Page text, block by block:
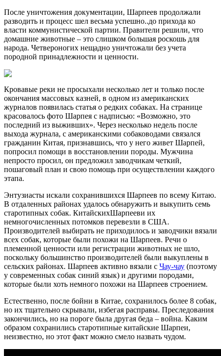
После уничтожения документации, Шарпеев продолжали
разводить и процесс шел весьма успешно..до прихода ко
власти коммунистической партии. Правители решили, что
домашние животные – это слишком большая роскошь для
народа. Четвероногих нещадно уничтожали без учета
породной принадлежности и ценности.
Кровавые реки не просыхали несколько лет и только после
окончания массовых казней, в одном из американских
журналов появилась статья о редких собаках. На странице
красовалось фото Шарпея с надписью: «Возможно, это
последний из выживших». Через несколько недель после
выхода журнала, с американскими собаководами связался
гражданин Китая, признавшись, что у него живет Шарпей,
попросил помощи в восстановлении породы. Мужчина
непросто просил, он предложил заводчикам четкий,
пошаговый план и свою помощь при осуществлении каждого
этапа.
Энтузиасты искали сохранившихся Шарпеев по всему Китаю.
В отдаленных районах удалось обнаружить и выкупить семь
старотипных собак. КитайскихШарпееви их
немногочисленных потомков перевезли в США.
Производителей выбирать не приходилось и заводчики вязали
всех собак, которые были похожи на Шарпеев. Речи о
племенной ценности или регистрации животных не шло,
поскольку большинство производителей были выкуплены в
сельских районах. Шарпеев активно вязали с Чау-чау (поэтому
у современных собак синий язык) и другими породами,
которые были хоть немного похожи на Шарпеев строением.
Естественно, после бойни в Китае, сохранилось более 8 собак,
но их тщательно скрывали, избегая расправы. Преследования
закончились, но на пороге была другая беда – война. Каким
образом сохранились старотипные китайские Шарпеи,
неизвестно, но этот факт можно смело назвать чудом.